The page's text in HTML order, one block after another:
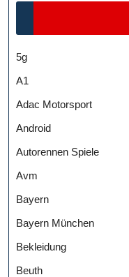
5g
A1
Adac Motorsport
Android
Autorennen Spiele
Avm
Bayern
Bayern München
Bekleidung
Beuth